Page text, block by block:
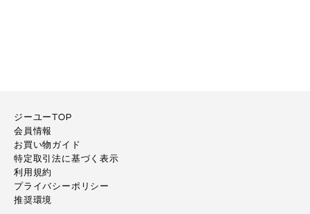
ジーユーTOP
会員情報
お買い物ガイド
特定取引法に基づく表示
利用規約
プライバシーポリシー
推奨環境